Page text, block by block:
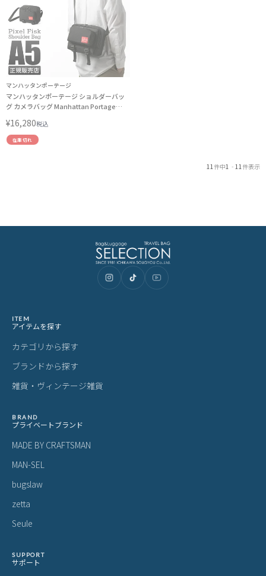
マンハッタンポーテージ
マンハッタンポーテージ ショルダーバッ
グ カメラバッグ Manhattan Portage
¥16,280税込
在庫切れ
11 件中1 - 11 件表示
ITEM
アイテムを探す
カテゴリから探す
ブランドから探す
雑貨・ヴィンテージ雑貨
BRAND
プライベートブランド
MADE BY CRAFTSMAN
MAN-SEL
bugslaw
zetta
Seule
SUPPORT
サポート